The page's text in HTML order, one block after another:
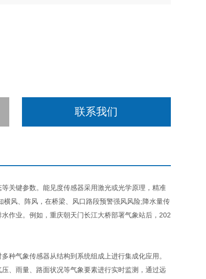
联系我们
键参数。能见度传感器采用激光或光学原理，精准
风、阵风，在桥梁、风口路段预警强风风险;降水量传
作业。例如，重庆朝天门长江大桥部署气象站后，202
种气象传感器从结构到系统组成上进行集成化应用。
、雨量、路面状况等气象要素进行实时监测，通过远